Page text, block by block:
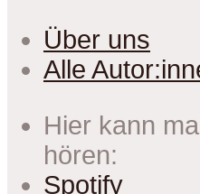
Über uns
Alle
Hier kann
hören:
Spotify